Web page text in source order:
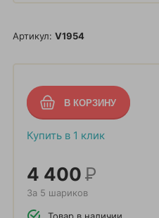
Артикул: V1954
Купить в 1 клик
4 400Р
За 5 шариков